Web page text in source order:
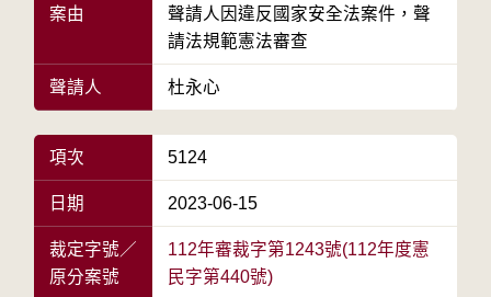
案由
聲請人因違反國家安全法案件，聲
請法規範憲法審查
聲請人 杜永心
項次 5124
日期 2023-06-15
裁定字號／
原分案號
112年審裁字第1243號(112年度憲
民字第440號)